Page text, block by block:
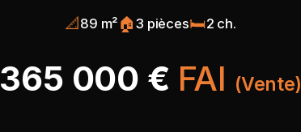
📐89 m² 🏠3 pièces🛏️2 ch.
365 000 € FAI (Vente)